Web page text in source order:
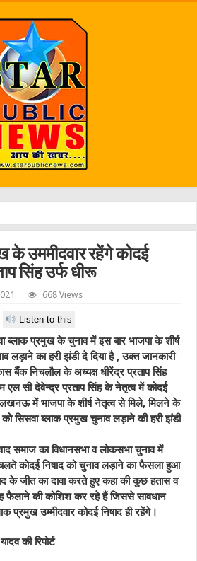
के उममीदवार रहेंगे कोदई
सिंह उर्फ धीरू
668 Views
Listen to this
ब्लाक प्रमुख के चुनाव में इस बार भाजपा के शीर्ष
लड़ाने का हरी झंडी दे दिया है , उक्त जानकारी
बैंक निचलौल के अध्यक्ष धीरेंद्र प्रताप सिंह
एल सी देवेन्द्र प्रताप सिंह के नेतृत्व में कोदई
में भाजपा के शीर्ष नेतृत्व से मिले, मिलने के
को सिसवा ब्लाक प्रमुख चुनाव लड़ाने की हरी झंडी
समाज का विधानसभा व लोकसभा चुनाव में
कोदई निषाद को चुनाव लड़ाने का फैसला हुआ
के जीत का दावा करते हुए कहा की कुछ हतास व
फैलाने की कोशिश कर रहे हैं जिससे सावधान
प्रमुख उम्मीदवार कोदई निषाद ही रहेंगे।
की रिपोर्ट